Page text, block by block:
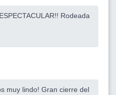
Rodeada
muy lindo! Gran cierre del